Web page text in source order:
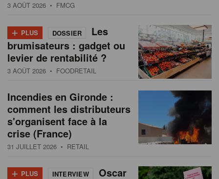
3 AOÛT 2026 • FMCG
+ PLUS DOSSIER
Les
brumisateurs : gadget ou
levier de rentabilité ?
3 AOÛT 2026 • FOODRETAIL
Incendies en Gironde :
comment les distributeurs
s'organisent face à la
crise (France)
31 JUILLET 2026 • RETAIL
+ PLUS INTERVIEW Oscar